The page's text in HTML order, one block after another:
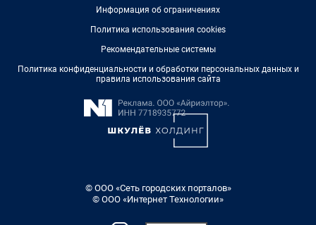
Информация об ограничениях
Политика использования cookies
Рекомендательные системы
Политика конфиденциальности и обработки персональных данных и
правила использования сайта
© ООО «Сеть городских порталов»
© ООО «Интернет Технологии»